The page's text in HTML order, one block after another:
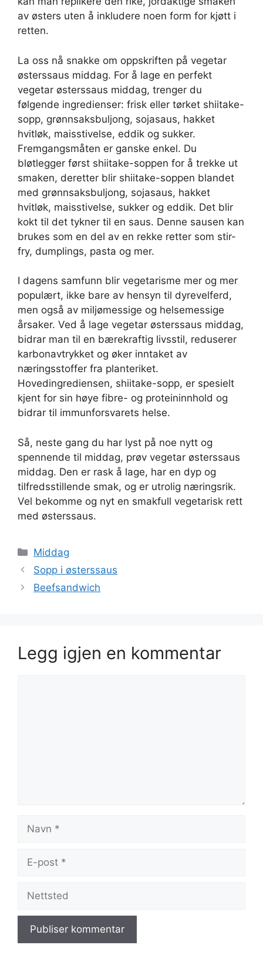
av østers uten å inkludere noen form for kjøtt i
retten.
La oss nå snakke om oppskriften på vegetar
østerssaus middag. For å lage en perfekt
vegetar østerssaus middag, trenger du
følgende ingredienser: frisk eller tørket shiitake-
sopp, grønnsaksbuljong, sojasaus, hakket
hvitløk, maisstivelse, eddik og sukker.
Fremgangsmåten er ganske enkel. Du
bløtlegger først shiitake-soppen for å trekke ut
smaken, deretter blir shiitake-soppen blandet
med grønnsaksbuljong, sojasaus, hakket
hvitløk, maisstivelse, sukker og eddik. Det blir
kokt til det tykner til en saus. Denne sausen kan
brukes som en del av en rekke retter som stir-
fry, dumplings, pasta og mer.
I dagens samfunn blir vegetarisme mer og mer
populært, ikke bare av hensyn til dyrevelferd,
men også av miljømessige og helsemessige
årsaker. Ved å lage vegetar østerssaus middag,
bidrar man til en bærekraftig livsstil, reduserer
karbonavtrykket og øker inntaket av
næringsstoffer fra planteriket.
Hovedingrediensen, shiitake-sopp, er spesielt
kjent for sin høye fibre- og proteininnhold og
bidrar til immunforsvarets helse.
Så, neste gang du har lyst på noe nytt og
spennende til middag, prøv vegetar østerssaus
middag. Den er rask å lage, har en dyp og
tilfredsstillende smak, og er utrolig næringsrik.
Vel bekomme og nyt en smakfull vegetarisk rett
med østerssaus.
Kategorier
Middag
Sopp i østerssaus
Beefsandwich
Legg igjen en kommentar
post